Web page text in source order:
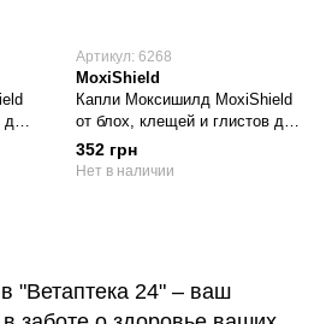
"Ветаптека 24" – ваш
Артикул: 6268
MoxiShield
Капли Моксишилд MoxiShield
от блох, клещей и глистов для
собак весом от 25 до 40 кг, 2
пипетки (M-819)
352 грн
Нет в наличии